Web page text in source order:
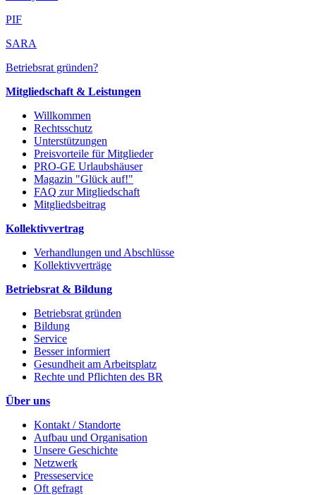
PIF
SARA
Betriebsrat gründen?
Mitgliedschaft & Leistungen
Willkommen
Rechtsschutz
Unterstützungen
Preisvorteile für Mitglieder
PRO-GE Urlaubshäuser
Magazin "Glück auf!"
FAQ zur Mitgliedschaft
Mitgliedsbeitrag
Kollektivvertrag
Verhandlungen und Abschlüsse
Kollektivverträge
Betriebsrat & Bildung
Betriebsrat gründen
Bildung
Service
Besser informiert
Gesundheit am Arbeitsplatz
Rechte und Pflichten des BR
Über uns
Kontakt / Standorte
Aufbau und Organisation
Unsere Geschichte
Netzwerk
Presseservice
Oft gefragt